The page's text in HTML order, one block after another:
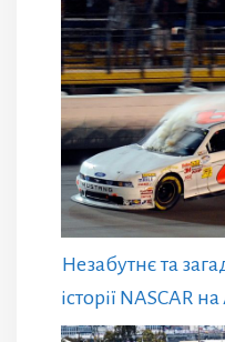
Незабутнє та
історії NASCAR